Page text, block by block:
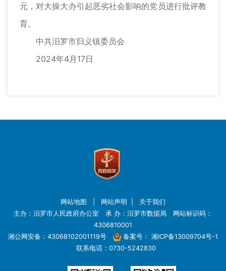
元，对大操大办引起恶劣社会影响的党员进行批评教
育。
中共汨罗市归义镇委员会
2024年4月17日
网站地图 网站声明
关于我们
主办：汨罗市人民政府办公室 承 办：汨罗市数据局 网站标识码：
4306810001
湘公网安备：43068102001119号
备案号： 湘ICP备13009704号-1
联系电话：0730-5242830